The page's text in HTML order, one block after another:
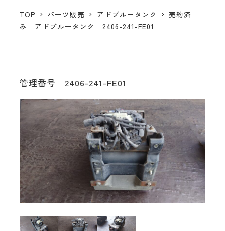
TOP パーツ販売 アドブルータンク
売約済
み アドブルータンク 2406-241-FE01
管理番号 2406-241-FE01